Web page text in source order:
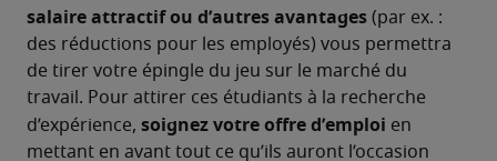
salaire attractif ou d’autres avantages (par ex. :
des réductions pour les employés) vous permettra
de tirer votre épingle du jeu sur le marché du
travail. Pour attirer ces étudiants à la recherche
d’expérience, soignez votre offre d’emploi en
mettant en avant tout ce qu’ils auront l’occasion